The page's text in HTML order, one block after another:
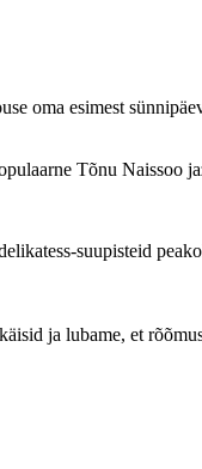
oma esimest
Tõnu
suupisteid
ja lubame, et